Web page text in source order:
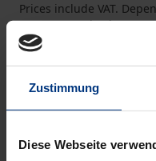
Zustimmung
Diese Webseite
Prices include VAT.
may vary at checkout.
Add to Wish List
Delivery cost notice